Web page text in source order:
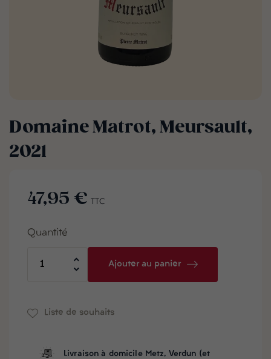
Domaine Matrot, Meursault,
2021
47,95 € TTC
Quantité
Ajouter au panier
Liste de souhaits
Livraison à domicile Metz, Verdun (et